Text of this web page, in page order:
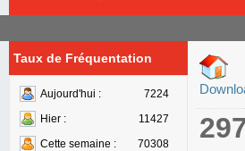
Taux de Fréquentation
Aujourd'hui :
7224
Hier :
11427
Cette semaine :
70308